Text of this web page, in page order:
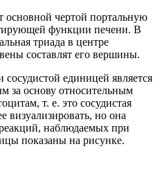
основной чертой портальную
функции печени. В
триада в центре
составлят его вершины.
единицей является
за основу относительным
т. е. это сосудистая
визуализировать, но она
наблюдаемых при
показаны на рисунке.